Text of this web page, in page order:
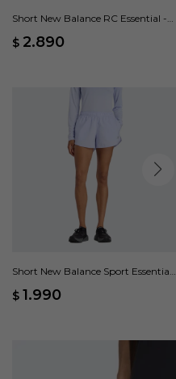
Short New Balance RC Essential -
$ 2.890
Short New Balance Sport Essentials
$ 1.990